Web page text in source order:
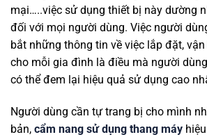
mại…..việc sử dụng thiết bị này dường
đối với mọi người dùng. Việc người
bắt những thông tin về việc lắp đặt,
cho mỗi gia đình là điều mà người
có thể đem lại hiệu quả sử dụng cao
Người dùng cần tự trang bị cho mình
bản, cẩm nang sử dụng thang máy